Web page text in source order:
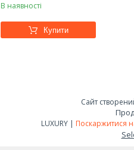
В наявності
Купити
Сайт
LUXURY | Поскаржитися